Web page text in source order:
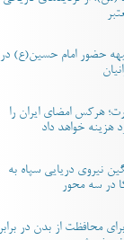
حضور امام حسین(ع) در
هرکس امضای ایران را
هزینه خواهد داد
نیروی دریایی سپاه به
در سه محور
محافظت از بدن در برابر